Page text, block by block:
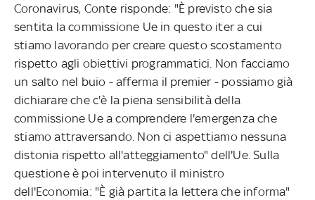
Coronavirus, Conte risponde: "È previsto che sia
sentita la commissione Ue in questo iter a cui
stiamo lavorando per creare questo scostamento
rispetto agli obiettivi programmatici. Non facciamo
un salto nel buio - afferma il premier - possiamo già
dichiarare che c'è la piena sensibilità della
commissione Ue a comprendere l'emergenza che
stiamo attraversando. Non ci aspettiamo nessuna
distonia rispetto all'atteggiamento" dell'Ue. Sulla
questione è poi intervenuto il ministro
dell'Economia: "È già partita la lettera che informa"